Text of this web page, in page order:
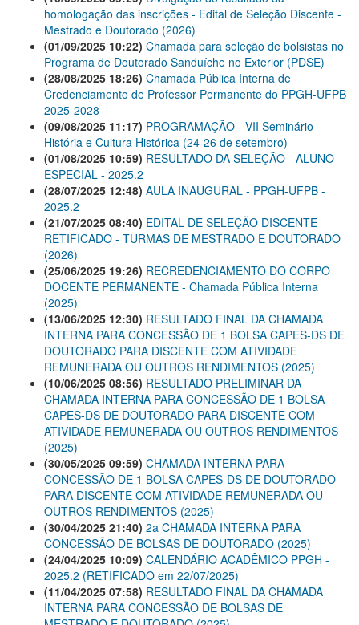
homologação das inscrições - Edital de Seleção Discente -
Mestrado e Doutorado (2026)
(01/09/2025 10:22) Chamada para seleção de bolsistas no
Programa de Doutorado Sanduíche no Exterior (PDSE)
(28/08/2025 18:26) Chamada Pública Interna de
Credenciamento de Professor Permanente do PPGH-UFPB
2025-2028
(09/08/2025 11:17) PROGRAMAÇÃO - VII Seminário
História e Cultura Histórica (24-26 de setembro)
(01/08/2025 10:59) RESULTADO DA SELEÇÃO - ALUNO
ESPECIAL - 2025.2
(28/07/2025 12:48) AULA INAUGURAL - PPGH-UFPB -
2025.2
(21/07/2025 08:40) EDITAL DE SELEÇÃO DISCENTE
RETIFICADO - TURMAS DE MESTRADO E DOUTORADO
(2026)
(25/06/2025 19:26) RECREDENCIAMENTO DO CORPO
DOCENTE PERMANENTE - Chamada Pública Interna
(2025)
(13/06/2025 12:30) RESULTADO FINAL DA CHAMADA
INTERNA PARA CONCESSÃO DE 1 BOLSA CAPES-DS DE
DOUTORADO PARA DISCENTE COM ATIVIDADE
REMUNERADA OU OUTROS RENDIMENTOS (2025)
(10/06/2025 08:56) RESULTADO PRELIMINAR DA
CHAMADA INTERNA PARA CONCESSÃO DE 1 BOLSA
CAPES-DS DE DOUTORADO PARA DISCENTE COM
ATIVIDADE REMUNERADA OU OUTROS RENDIMENTOS
(2025)
(30/05/2025 09:59) CHAMADA INTERNA PARA
CONCESSÃO DE 1 BOLSA CAPES-DS DE DOUTORADO
PARA DISCENTE COM ATIVIDADE REMUNERADA OU
OUTROS RENDIMENTOS (2025)
(30/04/2025 21:40) 2a CHAMADA INTERNA PARA
CONCESSÃO DE BOLSAS DE DOUTORADO (2025)
(24/04/2025 10:09) CALENDÁRIO ACADÊMICO PPGH -
2025.2 (RETIFICADO em 22/07/2025)
(11/04/2025 07:58) RESULTADO FINAL DA CHAMADA
INTERNA PARA CONCESSÃO DE BOLSAS DE